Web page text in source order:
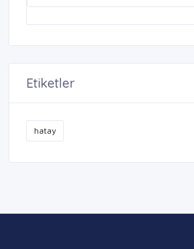
Etiketler
hatay